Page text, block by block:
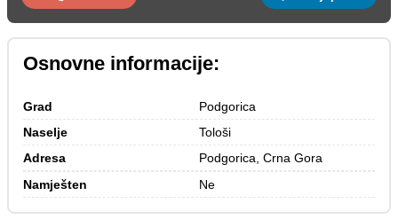
Osnovne informacije:
Grad
Podgorica
Naselje
Tološi
Adresa
Podgorica, Crna Gora
Namješten
Ne